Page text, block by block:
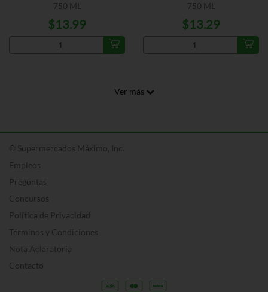
750 ML
$13.99
750 ML
$13.29
Ver más
© Supermercados Máximo, Inc.
Empleos
Preguntas
Concursos
Política de Privacidad
Términos y Condiciones
Nota Aclaratoria
Contacto